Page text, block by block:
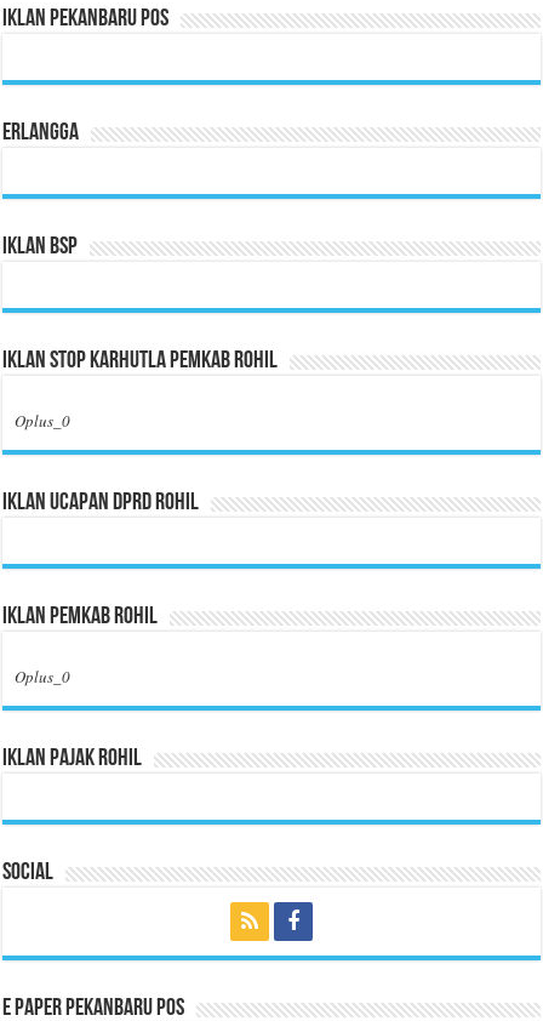
Iklan Pekanbaru Pos
Erlangga
Iklan BSP
Iklan Stop Karhutla Pemkab Rohil
Oplus_0
Iklan Ucapan DPRD Rohil
Iklan Pemkab Rohil
Oplus_0
Iklan Pajak Rohil
Social
E Paper Pekanbaru Pos